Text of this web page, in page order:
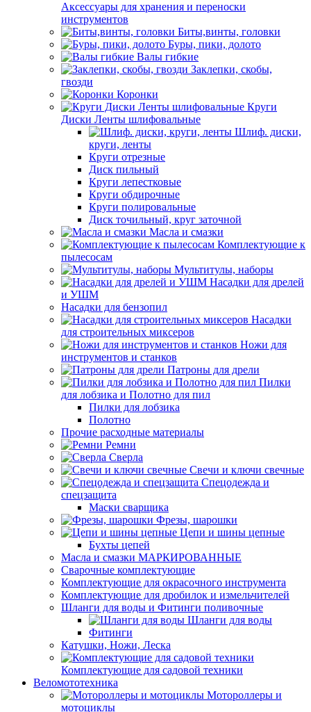
Аксессуары для хранения и переноски
инструментов
Биты,винты, головки
Буры, пики, долото
Валы гибкие
Заклепки, скобы,
гвозди
Коронки
Круги
Диски Ленты шлифовальные
Шлиф. диски,
круги, ленты
Круги отрезные
Диск пильный
Круги лепестковые
Круги обдирочные
Круги полировальные
Диск точильный, круг заточной
Масла и смазки
Комплектующие к
пылесосам
Мультитулы, наборы
Насадки для дрелей
и УШМ
Насадки для бензопил
Насадки
для строительных миксеров
Ножи для
инструментов и станков
Патроны для дрели
Пилки
для лобзика и Полотно для пил
Пилки для лобзика
Полотно
Прочие расходные материалы
Ремни
Сверла
Свечи и ключи свечные
Спецодежда и
спецзащита
Маски сварщика
Фрезы, шарошки
Цепи и шины цепные
Бухты цепей
Масла и смазки МАРКИРОВАННЫЕ
Сварочные комплектующие
Комплектующие для окрасочного инструмента
Комплектующие для дробилок и измельчителей
Шланги для воды и Фитинги поливочные
Шланги для воды
Фитинги
Катушки, Ножи, Леска
Комплектующие для садовой техники
Веломототехника
Мотороллеры и
мотоциклы